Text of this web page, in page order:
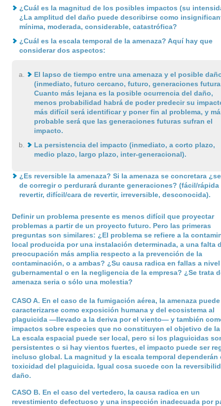
¿Cuál es la magnitud de los posibles impactos (su
¿La amplitud del daño puede describirse como
mínima, moderada, considerable, catastrófica?
¿Cuál es la escala temporal de la amenaza? Aquí hay que
considerar dos aspectos:
El lapso de tiempo entre una amenaza y el posible
(inmediato, futuro cercano, futuro, generaciones
Cuanto más lejana es la posible ocurrencia del daño,
menos probabilidad habrá de poder predecir su
más difícil será identificar y poner fin al problema, y
probable será que las generaciones futuras sufran el
impacto.
La persistencia del impacto (inmediato, a corto plazo,
medio plazo, largo plazo, inter-generacional).
¿Es reversible la amenaza? Si la amenaza se concretara
de corregir o perdurará durante generaciones? (fácil/rápida
revertir, difícil/cara de revertir, irreversible, desconocida).
Definir un problema presente es menos difícil que proyectar
problemas a partir de un proyecto futuro. Pero las primeras
preguntas son similares: ¿El problema se refiere a la
local producida por una instalación determinada, a una falta
preocupación más amplia respecto a la prevención de la
contaminación, o a ambas? ¿Su causa radica en fallas a nivel
gubernamental o en la negligencia de la empresa? ¿Se trata
amenaza seria o sólo una molestia?
CASO A. En el caso de la fumigación aérea, la amenaza puede
caracterizarse como exposición humana y del ecosistema al
plaguicida —llevado a la deriva por el viento— y también
impactos sobre especies que no constituyen el objetivo de
La escala espacial puede ser local, pero si los plaguicidas
persistentes o si hay vientos fuertes, el impacto puede ser
incluso global. La magnitud y la escala temporal dependerán
toxicidad del plaguicida. Igual cosa sucede con la
daño.
CASO B. En el caso del vertedero, la causa radica en un
revestimiento defectuoso y una inspección inadecuada por